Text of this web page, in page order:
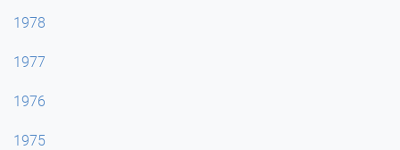
1978
1977
1976
1975